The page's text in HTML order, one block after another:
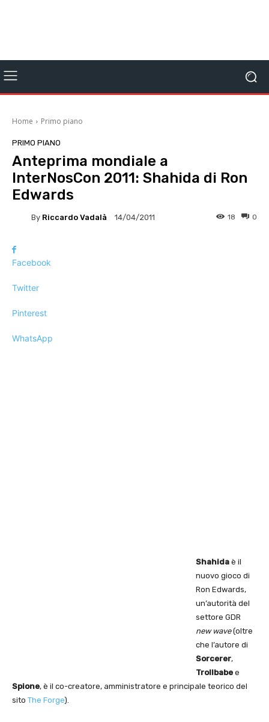
Home Primo piano
PRIMO PIANO
Anteprima mondiale a
InterNosCon 2011: Shahida di Ron
Edwards
By Riccardo Vadalà 14/04/2011 0
18
Facebook
Twitter
Pinterest
WhatsApp
Shahida è il
nuovo gioco di
Ron Edwards,
un’autorità del
settore GDR
new wave(oltre
che l’autore di
Sorcerer,
Trollbabe e
Spione, è il co-creatore, amministratore e principale teorico del
sito The Forge).